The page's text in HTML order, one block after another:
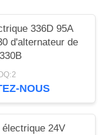
336D 95A
d'alternateur de
NOUS
24V